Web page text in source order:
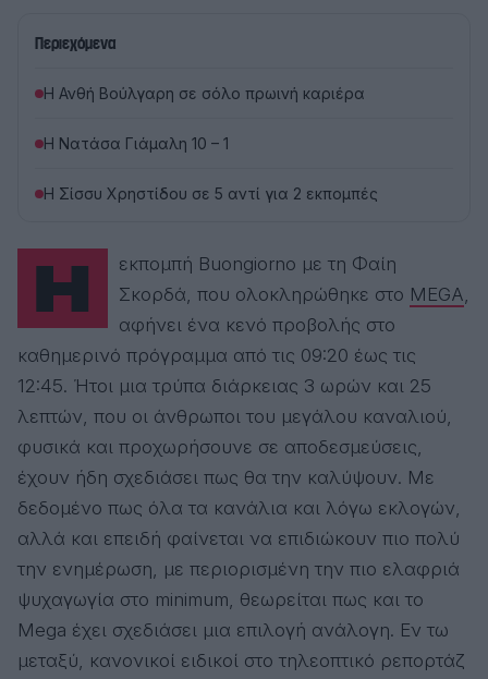
Περιεχόμενα
Η Ανθή Βούλγαρη σε σόλο πρωινή καριέρα
Η Νατάσα Γιάμαλη 10 – 1
Η Σίσσυ Χρηστίδου σε 5 αντί για 2 εκπομπές
Η εκπομπή Buongiorno με τη Φαίη
Σκορδά, που ολοκληρώθηκε στο MEGA,
αφήνει ένα κενό προβολής στο
καθημερινό πρόγραμμα από τις 09:20 έως τις
12:45. Ήτοι μια τρύπα διάρκειας 3 ωρών και 25
λεπτών, που οι άνθρωποι του μεγάλου καναλιού,
φυσικά και προχωρήσουνε σε αποδεσμεύσεις,
έχουν ήδη σχεδιάσει πως θα την καλύψουν. Με
δεδομένο πως όλα τα κανάλια και λόγω εκλογών,
αλλά και επειδή φαίνεται να επιδιώκουν πιο πολύ
την ενημέρωση, με περιορισμένη την πιο ελαφριά
ψυχαγωγία στο minimum, θεωρείται πως και το
Mega έχει σχεδιάσει μια επιλογή ανάλογη. Εν τω
μεταξύ, κανονικοί ειδικοί στο τηλεοπτικό ρεπορτάζ
με τον σύζυγο και τις κόρες της.